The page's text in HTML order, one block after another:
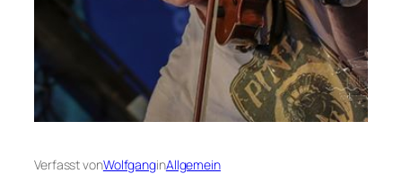
Verfasst vonWolfganginAllgemein